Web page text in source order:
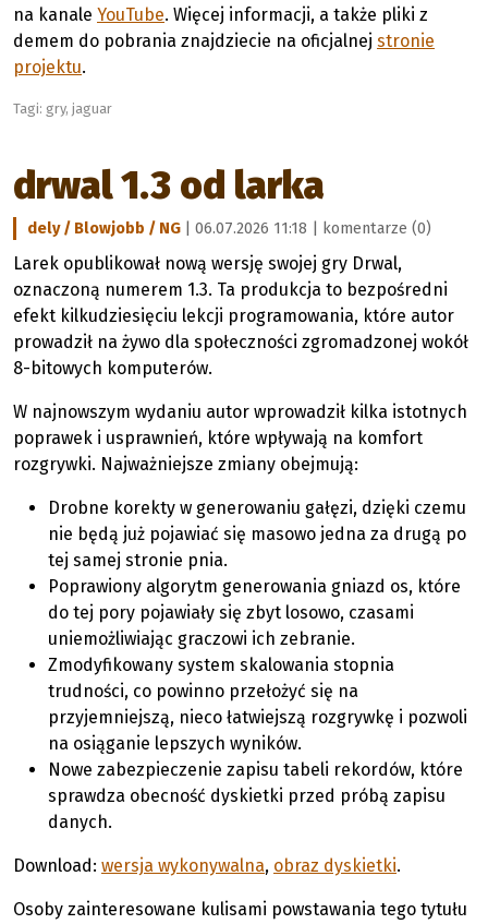
na kanale YouTube. Więcej informacji, a także pliki z
demem do pobrania znajdziecie na oficjalnej stronie
projektu.
Tagi: gry, jaguar
drwal 1.3 od larka
dely / Blowjobb / NG | 06.07.2026 11:18 | komentarze (0)
Larek opublikował nową wersję swojej gry Drwal,
oznaczoną numerem 1.3. Ta produkcja to bezpośredni
efekt kilkudziesięciu lekcji programowania, które autor
prowadził na żywo dla społeczności zgromadzonej wokół
8-bitowych komputerów.
W najnowszym wydaniu autor wprowadził kilka istotnych
poprawek i usprawnień, które wpływają na komfort
rozgrywki. Najważniejsze zmiany obejmują:
Drobne korekty w generowaniu gałęzi, dzięki czemu
nie będą już pojawiać się masowo jedna za drugą po
tej samej stronie pnia.
Poprawiony algorytm generowania gniazd os, które
do tej pory pojawiały się zbyt losowo, czasami
uniemożliwiając graczowi ich zebranie.
Zmodyfikowany system skalowania stopnia
trudności, co powinno przełożyć się na
przyjemniejszą, nieco łatwiejszą rozgrywkę i pozwoli
na osiąganie lepszych wyników.
Nowe zabezpieczenie zapisu tabeli rekordów, które
sprawdza obecność dyskietki przed próbą zapisu
danych.
Download: wersja wykonywalna, obraz dyskietki.
Osoby zainteresowane kulisami powstawania tego tytułu